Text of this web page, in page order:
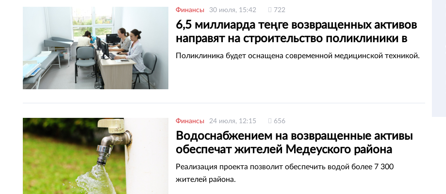
Финансы 30 июля, 15:42 722
6,5 миллиарда теңге возвращенных активов
направят на строительство поликлиники в
Кызылорде
Поликлиника будет оснащена современной медицинской техникой.
Финансы 24 июля, 12:15 656
Водоснабжением на возвращенные активы
обеспечат жителей Медеуского района
Алматы
Реализация проекта позволит обеспечить водой более 7 300
жителей района.